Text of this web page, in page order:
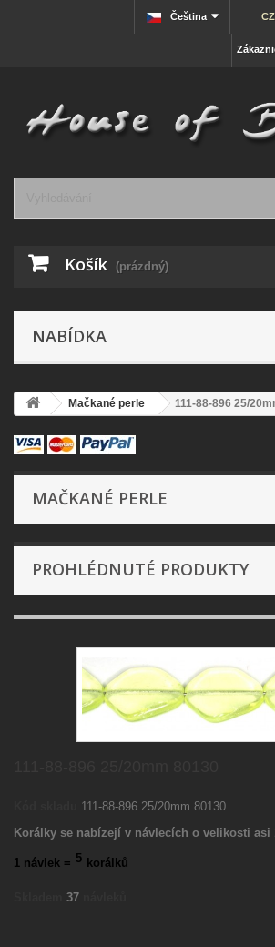
Čeština
Košík (prázdný)
NABÍDKA
Mačkané perle 111-88-896 25/
MAČKANÉ PERLE
PROHLÉDNUTÉ PRODUKTY
111-88-896 25/20mm 80130
Korálky se nabízejí v návlecích o velikosti asi
1 návlek = 5 korálků
37